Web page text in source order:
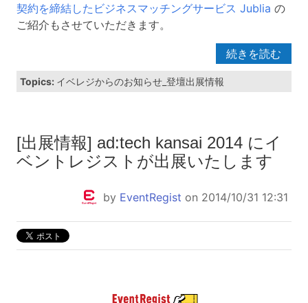
契約を締結したビジネスマッチングサービス Jublia の
ご紹介もさせていただきます。
続きを読む
Topics: イベレジからのお知らせ_登壇出展情報
[出展情報] ad:tech kansai 2014 にイ
ベントレジストが出展いたします
by EventRegist on 2014/10/31 12:31